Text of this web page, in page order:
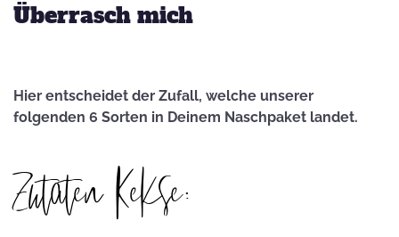
Überrasch mich
Hier entscheidet der Zufall, welche unserer
folgenden 6 Sorten in Deinem Naschpaket landet.
Zutaten Kekse: